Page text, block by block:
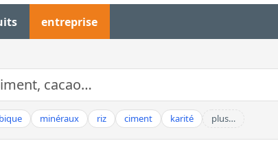
entreprise
minéraux riz ciment karité plus…